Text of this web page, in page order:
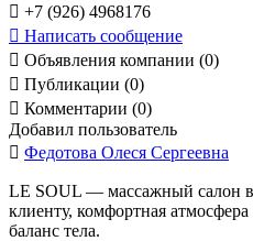
 +7 (926) 4968176
 Написать сообщение
 Объявления компании (0)
 Публикации (0)
 Комментарии (0)
Добавил пользователь
 Федотова Олеся Сергеевна
LE SOUL — массажный салон в
клиенту, комфортная
баланс тела.